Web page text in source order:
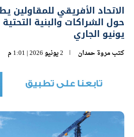
الاتحاد الأفريقي للمقاولين
حول الشراكات والبنية
يونيو الجاري
كتبمروة حمدان 2 يونيو 2026 | 1:01 م